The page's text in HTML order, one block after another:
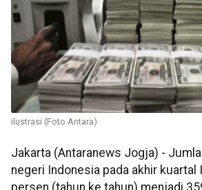
ilustrasi (Foto Antara)
Jakarta (Antaranews Jogja) -
negeri Indonesia pada akhir kuartal